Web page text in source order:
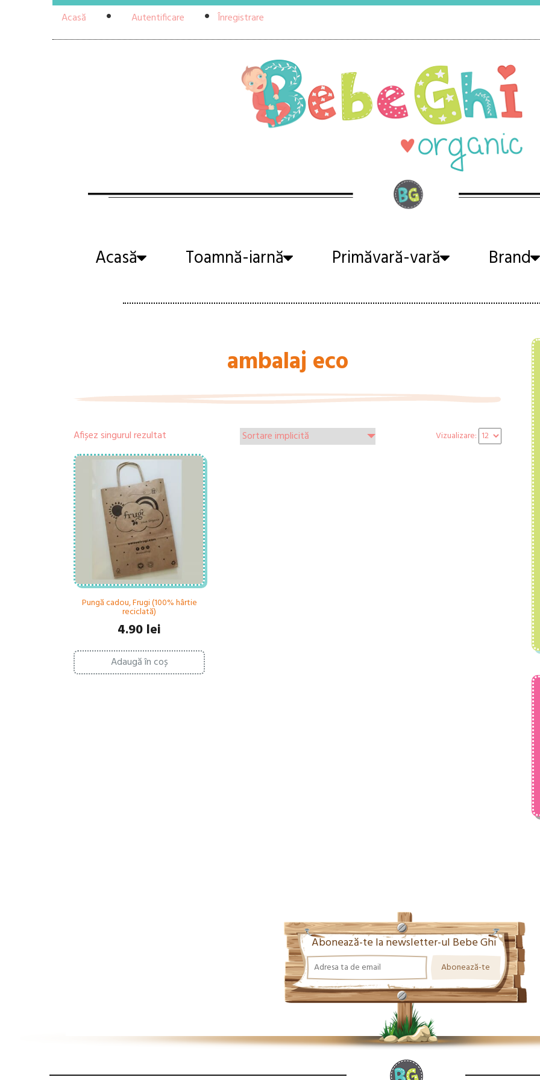
Acasă Autentificare Înregistrare
Acasă Toamnă-iarnă Primăvară-vară Brand
ambalaj eco
Afișez singurul rezultat Vizualizare:
Pungă cadou, Frugi (100% hârtie
reciclată)
4.90 lei
Adaugă în coș
Abonează-te la newsletter-ul Bebe Ghi